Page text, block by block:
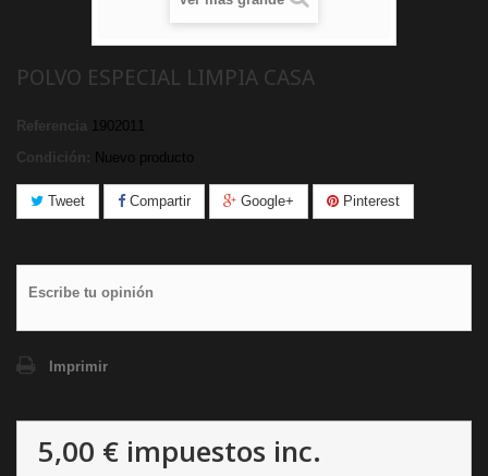
POLVO ESPECIAL LIMPIA CASA
Referencia 1902011
Condición: Nuevo producto
Tweet Compartir Google+ Pinterest
Escribe tu opinión
Imprimir
5,00 € impuestos inc.